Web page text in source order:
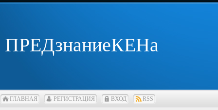
ПРЕДзнаниеКЕНа
ГЛАВНАЯ РЕГИСТРАЦИЯ ВХОД RSS